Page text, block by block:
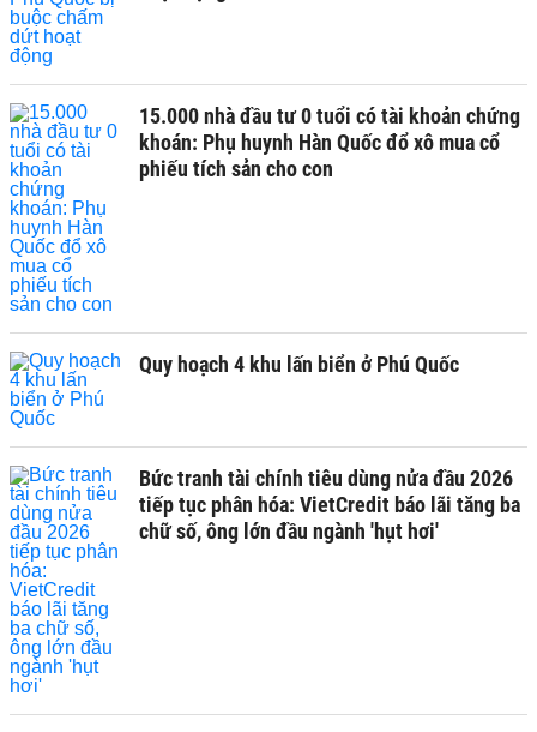
15.000 nhà đầu tư 0 tuổi có tài khoản chứng
khoán: Phụ huynh Hàn Quốc đổ xô mua cổ
phiếu tích sản cho con
Quy hoạch 4 khu lấn biển ở Phú Quốc
Bức tranh tài chính tiêu dùng nửa đầu 2026
tiếp tục phân hóa: VietCredit báo lãi tăng ba
chữ số, ông lớn đầu ngành 'hụt hơi'